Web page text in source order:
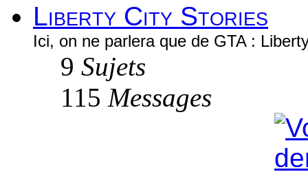
Liberty City Stories
Ici, on ne parlera que de GTA :
9 Sujets
115 Messages